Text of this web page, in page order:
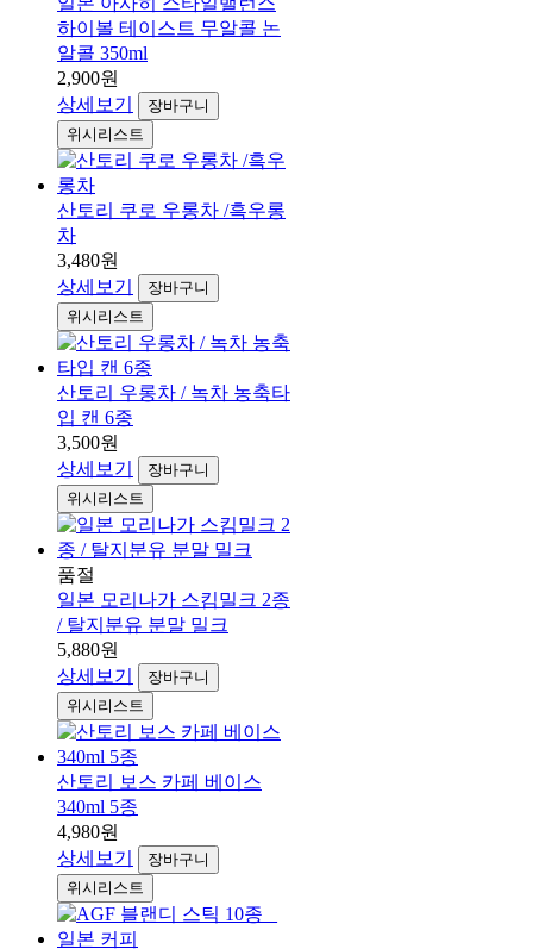
하이볼 테이스트 무알콜 논
알콜 350ml
2,900원
상세보기
장바구니
위시리스트
산토리 쿠로 우롱차 /흑우롱
차
3,480원
상세보기
장바구니
위시리스트
산토리 우롱차 / 녹차 농축타
입 캔 6종
3,500원
상세보기
장바구니
위시리스트
품절
일본 모리나가 스킴밀크 2종
/ 탈지분유 분말 밀크
5,880원
상세보기
장바구니
위시리스트
산토리 보스 카페 베이스
340ml 5종
4,980원
상세보기
장바구니
위시리스트